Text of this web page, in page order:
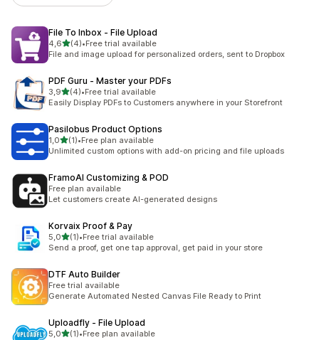
File To Inbox ‑ File Upload
4,6na 5 gwiazdek
(4)
Łączna liczba recenzji: 4
•Free trial available
File and image upload for personalized orders, sent to Dropbox
PDF Guru ‑ Master your PDFs
3,9na 5 gwiazdek
(4)
Łączna liczba recenzji: 4
•Free trial available
Easily Display PDFs to Customers anywhere in your Storefront
Pasilobus Product Options
1,0na 5 gwiazdek
(1)
Łączna liczba recenzji: 1
•Free plan available
Unlimited custom options with add-on pricing and file uploads
FramoAI Customizing & POD
Free plan available
Let customers create AI-generated designs
Korvaix Proof & Pay
5,0na 5 gwiazdek
(1)
Łączna liczba recenzji: 1
•Free trial available
Send a proof, get one tap approval, get paid in your store
DTF Auto Builder
Free trial available
Generate Automated Nested Canvas File Ready to Print
Uploadfly ‑ File Upload
5,0na 5 gwiazdek
(1)
Łączna liczba recenzji: 1
•Free plan available